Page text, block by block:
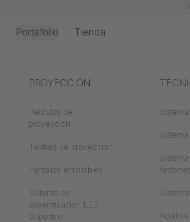
Oficina e Interior
Experiencia en el
Conocimientos textiles
Conocimientos
proyección
de
Trevira
Portafolio
PROYECCIÓN
Películas de
proyección
Textiles de proyección
Pantallas enrollables
Sistema de
supertitulación LED
Supertitle
Tienda